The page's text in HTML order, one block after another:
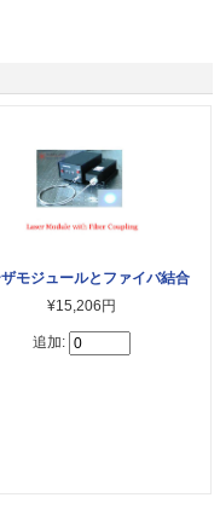
モジュールとファイバ結合
¥15,206円
追加: